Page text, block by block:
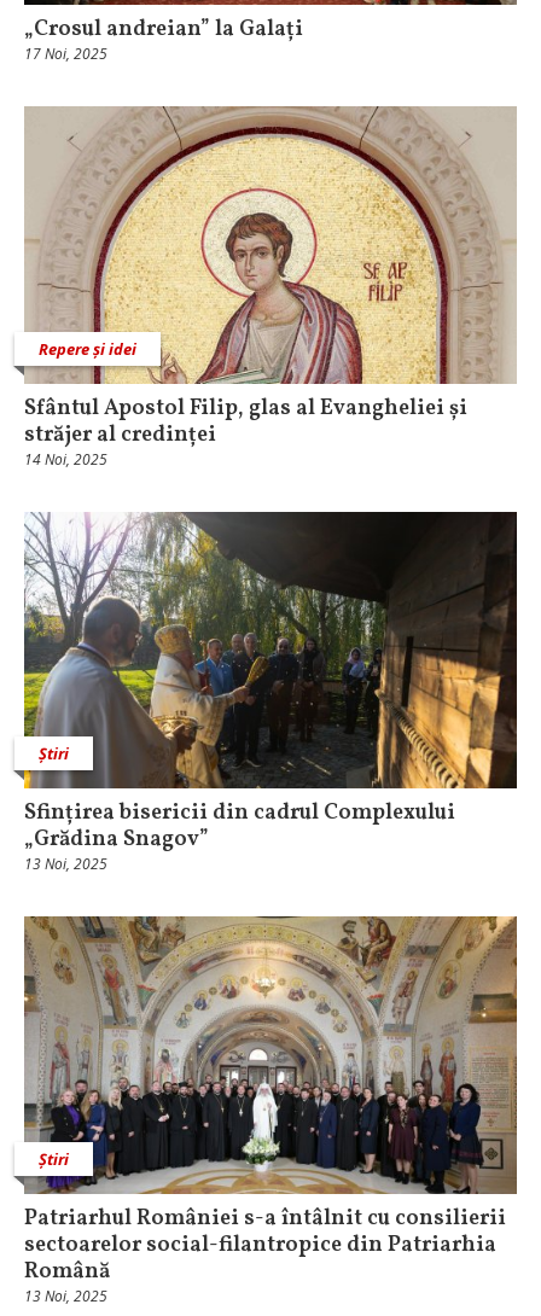
„Crosul andreian” la Galați
17 Noi, 2025
Repere și idei
Sfântul Apostol Filip, glas al Evangheliei și
străjer al credinței
14 Noi, 2025
Știri
Sfințirea bisericii din cadrul Complexului
„Grădina Snagov”
13 Noi, 2025
Știri
Patriarhul României s-a întâlnit cu consilierii
sectoarelor social-filantropice din Patriarhia
Română
13 Noi, 2025